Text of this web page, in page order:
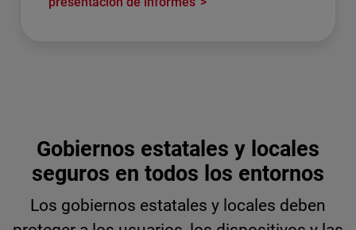
Gobiernos estatales y locales
seguros en todos los entornos
Los gobiernos estatales y locales deben